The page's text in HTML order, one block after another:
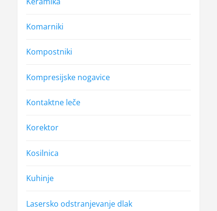
Komarniki
Kompostniki
Kompresijske nogavice
Kontaktne leče
Korektor
Kosilnica
Kuhinje
Lasersko odstranjevanje dlak